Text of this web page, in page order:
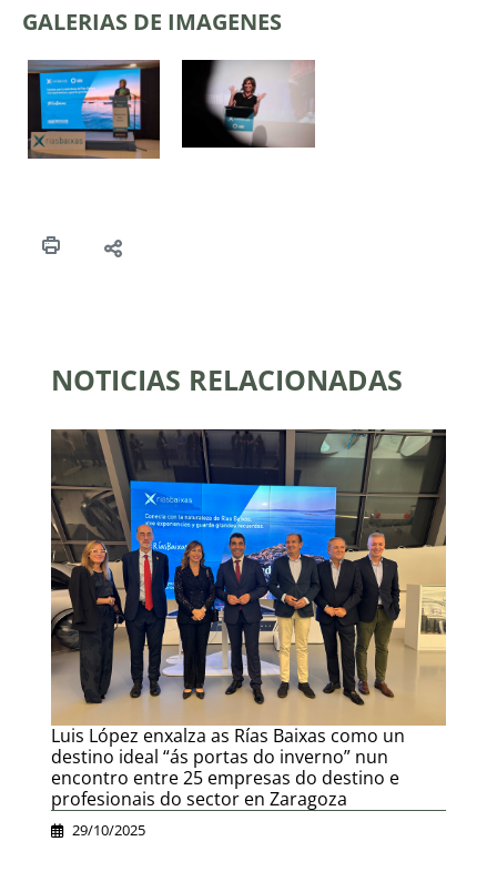
GALERIAS DE IMAGENES
NOTICIAS RELACIONADAS
Luis López enxalza as Rías Baixas como un
destino ideal “ás portas do inverno” nun
encontro entre 25 empresas do destino e
profesionais do sector en Zaragoza
29/10/2025